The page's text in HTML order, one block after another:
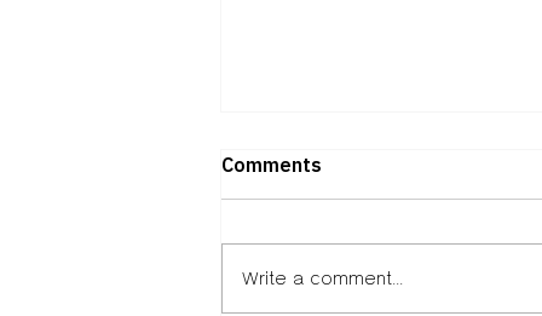
Comments
Write a comment...